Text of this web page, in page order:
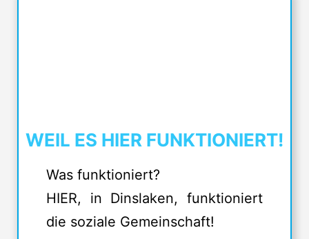
WEIL ES HIER FUNKTIONIERT!
Was funktioniert?
HIER, in Dinslaken, funktioniert
die soziale Gemeinschaft!